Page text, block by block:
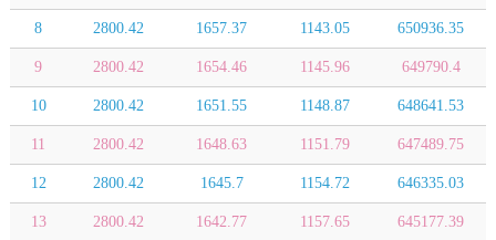
8 2800.42 1657.37 1143.05 650936.35
9 2800.42 1654.46 1145.96 649790.4
10 2800.42 1651.55 1148.87 648641.53
11 2800.42 1648.63 1151.79 647489.75
12 2800.42 1645.7 1154.72 646335.03
13 2800.42 1642.77 1157.65 645177.39